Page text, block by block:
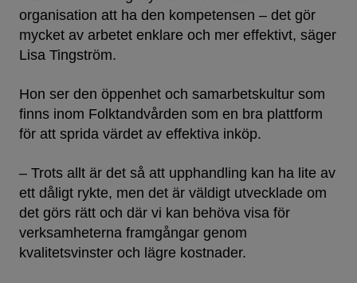
organisation att ha den kompetensen – det gör
mycket av arbetet enklare och mer effektivt, säger
Lisa Tingström.
Hon ser den öppenhet och samarbetskultur som
finns inom Folktandvården som en bra plattform
för att sprida värdet av effektiva inköp.
– Trots allt är det så att upphandling kan ha lite av
ett dåligt rykte, men det är väldigt utvecklade om
det görs rätt och där vi kan behöva visa för
verksamheterna framgångar genom
kvalitetsvinster och lägre kostnader.